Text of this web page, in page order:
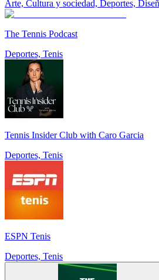
Arte, Cultura y sociedad, Deportes,
The Tennis Podcast
Deportes, Tenis
Tennis Insider Club with Caro Garcia
Deportes, Tenis
ESPN Tenis
Deportes, Tenis